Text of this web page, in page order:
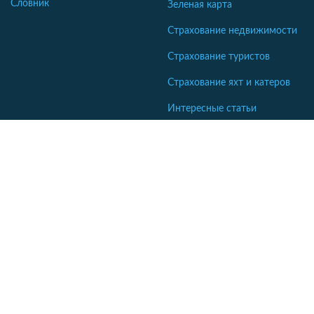
Словник Зеленая карта
Страхование недвижимости
Страхование туристов
Страхование яхт и катеров
Интересные статьи